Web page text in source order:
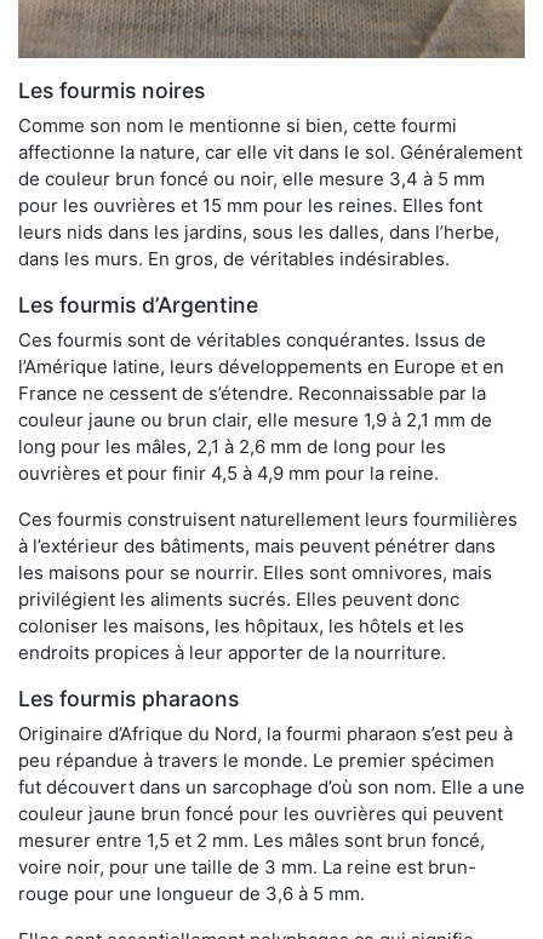
Les fourmis noires
Comme son nom le mentionne si bien, cette fourmi
affectionne la nature, car elle vit dans le sol. Généralement
de couleur brun foncé ou noir, elle mesure 3,4 à 5 mm
pour les ouvrières et 15 mm pour les reines. Elles font
leurs nids dans les jardins, sous les dalles, dans l’herbe,
dans les murs. En gros, de véritables indésirables.
Les fourmis d’Argentine
Ces fourmis sont de véritables conquérantes. Issus de
l’Amérique latine, leurs développements en Europe et en
France ne cessent de s’étendre. Reconnaissable par la
couleur jaune ou brun clair, elle mesure 1,9 à 2,1 mm de
long pour les mâles, 2,1 à 2,6 mm de long pour les
ouvrières et pour finir 4,5 à 4,9 mm pour la reine.
Ces fourmis construisent naturellement leurs fourmilières
à l’extérieur des bâtiments, mais peuvent pénétrer dans
les maisons pour se nourrir. Elles sont omnivores, mais
privilégient les aliments sucrés. Elles peuvent donc
coloniser les maisons, les hôpitaux, les hôtels et les
endroits propices à leur apporter de la nourriture.
Les fourmis pharaons
Originaire d’Afrique du Nord, la fourmi pharaon s’est peu à
peu répandue à travers le monde. Le premier spécimen
fut découvert dans un sarcophage d’où son nom. Elle a une
couleur jaune brun foncé pour les ouvrières qui peuvent
mesurer entre 1,5 et 2 mm. Les mâles sont brun foncé,
voire noir, pour une taille de 3 mm. La reine est brun-
rouge pour une longueur de 3,6 à 5 mm.